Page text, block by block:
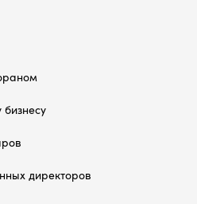
директоров